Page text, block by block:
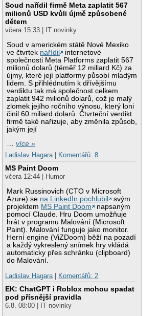
Soud nařídil firmě Meta zaplatit 567
milionů USD kvůli újmě způsobené
dětem
včera 15:33 | IT novinky
Soud v americkém státě Nové Mexiko
ve čtvrtek nařídil
internetové
společnosti Meta Platforms zaplatit 567
milionů dolarů (téměř 12 miliard Kč) za
újmy, které její platformy působí mladým
lidem. S přihlédnutím k dřívějšímu
verdiktu tak má společnost celkem
zaplatit 942 milionů dolarů, což je malý
zlomek jejího ročního výnosu, který loni
činil 60 miliard dolarů. Čtvrteční verdikt
firmě také nařizuje, aby změnila způsob,
jakým její
…více »
Ladislav Hagara
Komentářů: 8
MS Paint Doom
včera 12:44 | Humor
Mark Russinovich (CTO v Microsoft
Azure) se na LinkedIn pochlubil
svým
projektem MS Paint Doom
napsaným
pomocí Claude. Hru Doom umožňuje
hrát v programu Malování (Microsoft
Paint). Malování funguje jako monitor.
Herní engine (ViZDoom) běží na pozadí
a každý vykreslený snímek hry vkládá
automaticky přes schránku (clipboard)
do Malování.
Ladislav Hagara
Komentářů: 2
EK: ChatGPT i Roblox mohou spadat
pod přísnější pravidla
6.8. 08:00 | IT novinky